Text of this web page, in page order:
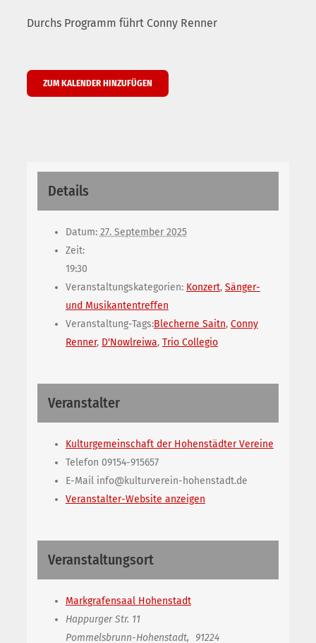
Durchs Programm führt Conny Renner
ZUM KALENDER HINZUFÜGEN
Details
Datum: 27. September 2025
Zeit:
19:30
Veranstaltungskategorien: Konzert, Sänger-
und Musikantentreffen
Veranstaltung-Tags:Blecherne Saitn, Conny
Renner, D'Nowlreiwa, Trio Collegio
Veranstalter
Kulturgemeinschaft der Hohenstädter Vereine
Telefon 09154-915657
E-Mail info@kulturverein-hohenstadt.de
Veranstalter-Website anzeigen
Veranstaltungsort
Markgrafensaal Hohenstadt
Happurger Str. 11
Pommelsbrunn-Hohenstadt, 91224